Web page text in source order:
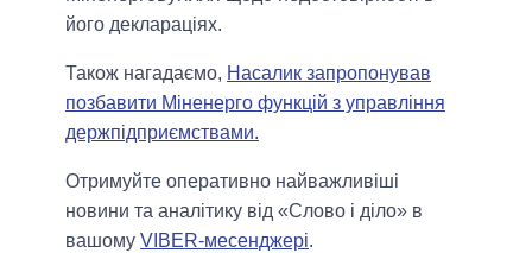
його деклараціях.
Також нагадаємо, Насалик запропонував
позбавити Міненерго функцій з управління
держпідприємствами.
Отримуйте оперативно найважливіші
новини та аналітику від «Слово і діло» в
вашому VIBER-месенджері.